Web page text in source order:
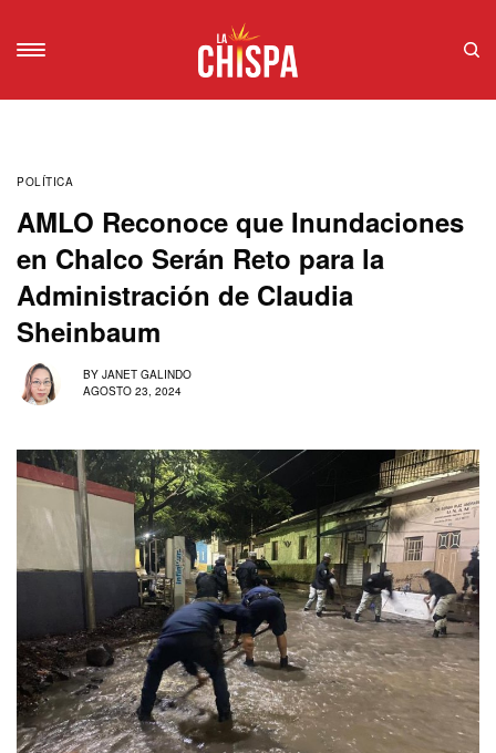
POLÍTICA
AMLO Reconoce que Inundaciones
en Chalco Serán Reto para la
Administración de Claudia
Sheinbaum
BY JANET GALINDO
AGOSTO 23, 2024